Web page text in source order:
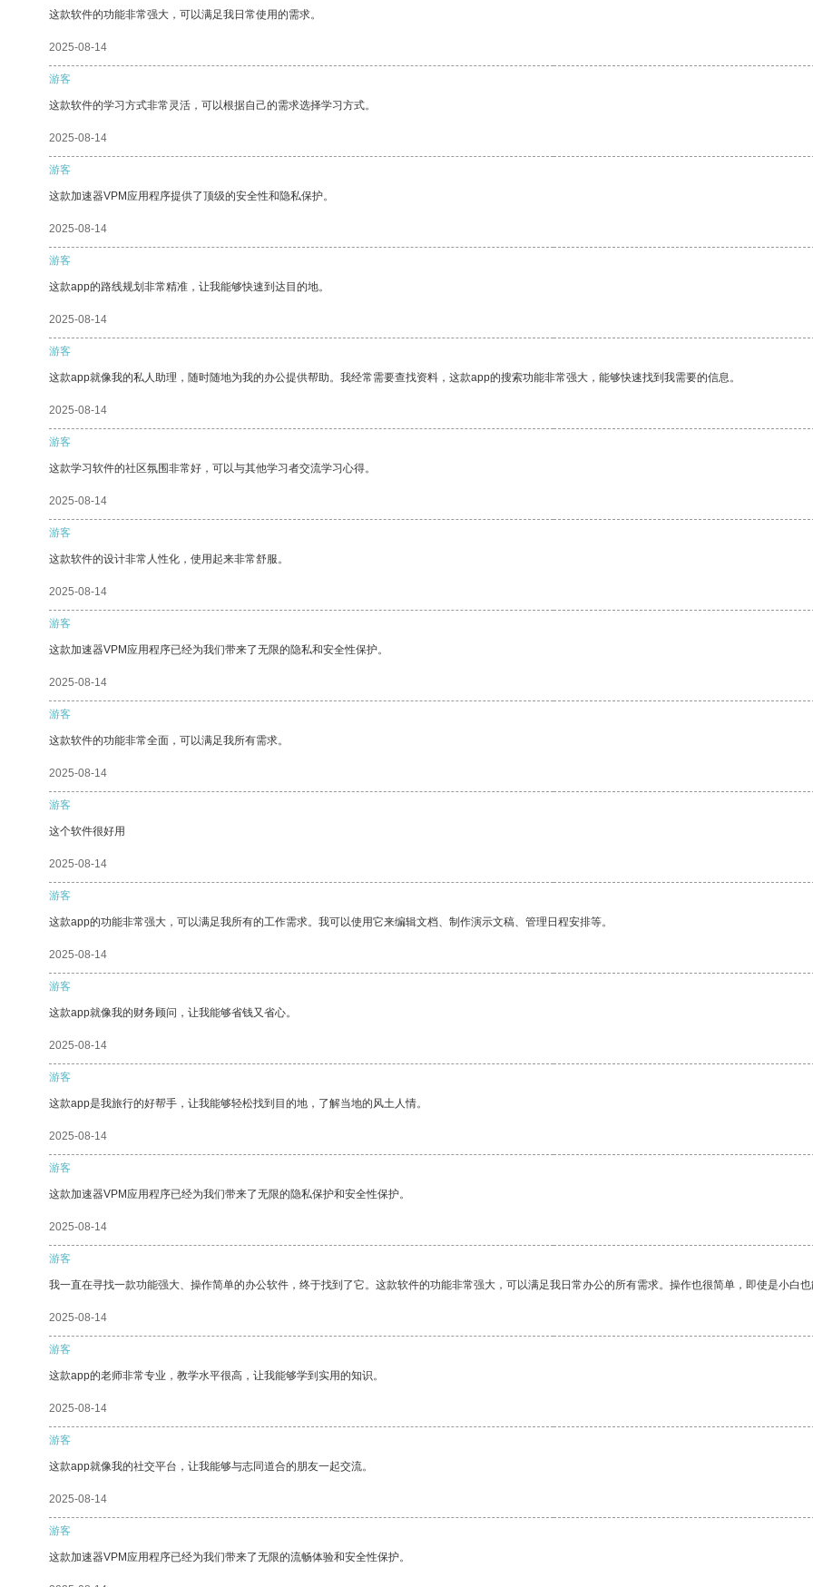
这款软件的功能非常强大，可以满足我日常使用的需求。
2025-08-14
游客
这款软件的学习方式非常灵活，可以根据自己的需求选择学习方式。
2025-08-14
游客
这款加速器VPM应用程序提供了顶级的安全性和隐私保护。
2025-08-14
游客
这款app的路线规划非常精准，让我能够快速到达目的地。
2025-08-14
游客
这款app就像我的私人助理，随时随地为我的办公提供帮助。我经常需要查找资料，这款app的搜索功能非常强大，能够快速找到我需要的信息。
2025-08-14
游客
这款学习软件的社区氛围非常好，可以与其他学习者交流学习心得。
2025-08-14
游客
这款软件的设计非常人性化，使用起来非常舒服。
2025-08-14
游客
这款加速器VPM应用程序已经为我们带来了无限的隐私和安全性保护。
2025-08-14
游客
这款软件的功能非常全面，可以满足我所有需求。
2025-08-14
游客
这个软件很好用
2025-08-14
游客
这款app的功能非常强大，可以满足我所有的工作需求。我可以使用它来编辑文档、制作演示文稿、管理日程安排等。
2025-08-14
游客
这款app就像我的财务顾问，让我能够省钱又省心。
2025-08-14
游客
这款app是我旅行的好帮手，让我能够轻松找到目的地，了解当地的风土人情。
2025-08-14
游客
这款加速器VPM应用程序已经为我们带来了无限的隐私保护和安全性保护。
2025-08-14
游客
我一直在寻找一款功能强大、操作简单的办公软件，终于找到了它。这款软件的功能非常强大，可以满足我日常办公的所有需求。操作也很简单，即使是小白也
2025-08-14
游客
这款app的老师非常专业，教学水平很高，让我能够学到实用的知识。
2025-08-14
游客
这款app就像我的社交平台，让我能够与志同道合的朋友一起交流。
2025-08-14
游客
这款加速器VPM应用程序已经为我们带来了无限的流畅体验和安全性保护。